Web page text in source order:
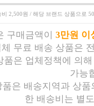
2,500원 / 해당 브랜드 상품으로
구매금액이
3만원 이
무료 배송 상품은
품은 업체정책에 의
가능
은 배송지역과 상
한 배송비는 별